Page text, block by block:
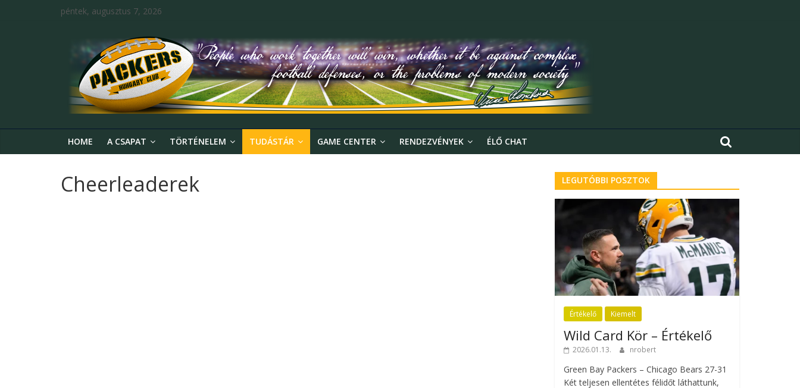
péntek, augusztus 7, 2026
HOME A CSAPAT TÖRTÉNELEM TUDÁSTÁR GAME CENTER RENDEZVÉNYEK ÉLŐ CHAT
Cheerleaderek LEGUTÓBBI POSZTOK
Értékelő Kiemelt
Wild Card Kör – Értékelő
2026.01.13. nrobert
Green Bay Packers – Chicago Bears 27-31
Két teljesen ellentétes félidőt láthattunk,